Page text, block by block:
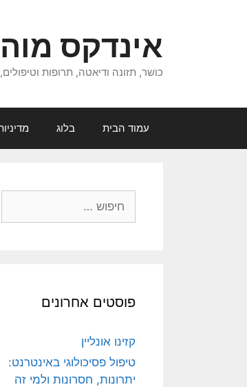
אינדקס
כושר, תזונה ודיאטה, תרופות
עמוד הבית בלוג
פוסטים אחרונים
קזינו אונליין
טיפול פסיכולוגי באינטרנט:
יתרונות, חסרונות ולמי זה